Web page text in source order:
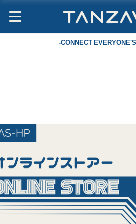
-CONNECT